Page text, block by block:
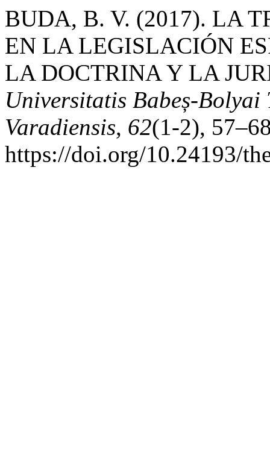
BUDA, B. V. (2017). LA
EN LA LEGISLACIÓN
LA DOCTRINA Y LA
Universitatis Babeș-
Varadiensis, 62(1-2),
https://doi.org/10.24193/